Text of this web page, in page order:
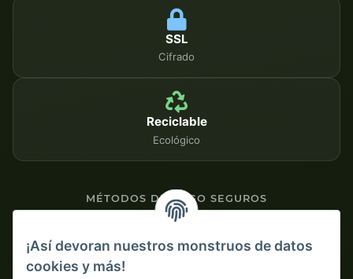
SSL
Cifrado
Reciclable
Ecológico
MÉTODOS DE PAGO SEGUROS
Pago por adelantado con descuento
¡Así devoran nuestros monstruos de datos
cookies y más!